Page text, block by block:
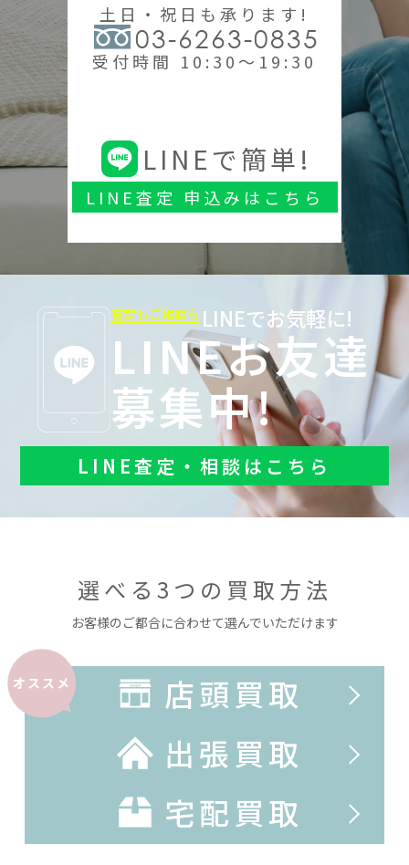
土日・祝日も承ります!
03-6263-0835
受付時間 10:30～19:30
LINEで簡単!
LINE査定 申込みはこちら
査定もご相談も LINEでお気軽に!
LINEお友達
募集中!
LINE査定・相談はこちら
選べる3つの買取方法
お客様のご都合に合わせて選んでいただけます
オススメ
店頭買取
出張買取
宅配買取